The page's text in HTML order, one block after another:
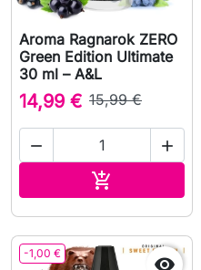
Aroma Ragnarok ZERO
Green Edition Ultimate
30 ml – A&L
14,99 € 15,99 €
 

-1,00 € 